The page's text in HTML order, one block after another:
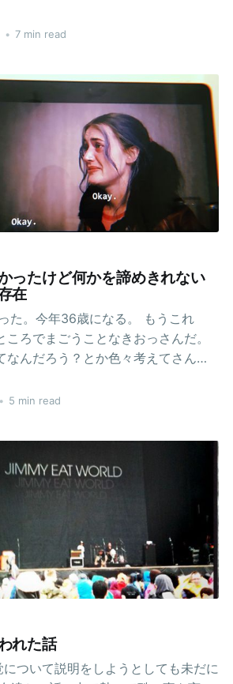
うが被害がでかい？日本もやばい？
ベトナムはよくやっている？ ベト
アウェイのみの営業になった。地域
ウェイすらも規制された。 国外との
便されていき、最終的にはすべてが
動手段まで閉鎖された。 多くの会社
び散らかしながら全面リモートワー
ろんIT企業である弊社もご他聞にも
事と相成った。 Facebookや
る色んな国の色んな事情、怒号、発
ろんな人間の虚飾にまみれたおしゃ
活。 突然右翼化、左翼化し始めてよ
話を引
• 7 min read
ったけど何かを諦めきれない
在
た。今年36歳になる。 もうこれ
ろでまごうことなきおっさんだ。
なんだろう？とか色々考えてさんざ
まぁなにわともあれ35歳は間違いな
結論になった。 ココ最近のエ
しくしてしまっていた。特に旧正月
完全にこじらせてしまってからのこ
に辛かった。 原因としては色々と
るのだけど人生は常に内から外から
絡み合って事象を構成するので原因
してそれを排除すれば良いというほ
ないと思うし、そもそも頭がグルグ
のない思考がギャンギャンと音を立
てこず世界の底へ底へとただ無気力
めていることしかできないでい
• 5 min read
れた話
について説明をしようとしても未だに